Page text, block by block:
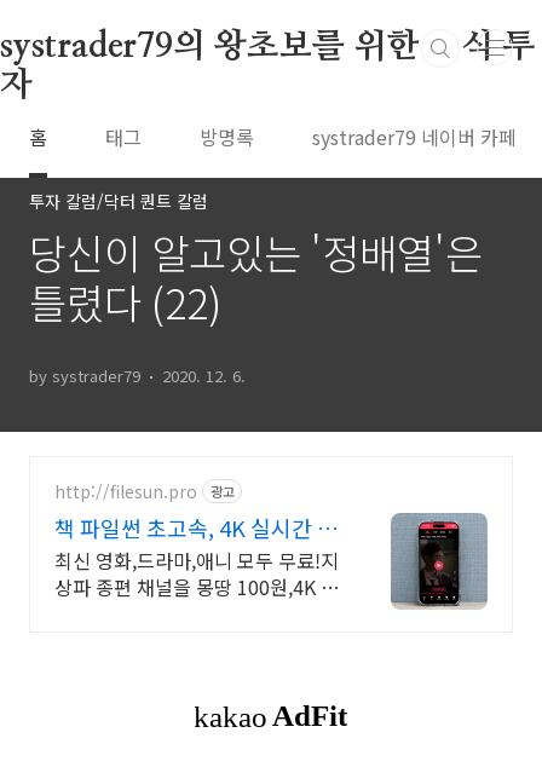
systrader79의 왕초보를 위한 주식 투
자
홈 태그 방명록 systrader79 네이버 카페
투자 칼럼/닥터 퀀트 칼럼
당신이 알고있는 '정배열'은
틀렸다 (22)
by systrader79 2020. 12. 6.
http://filesun.pro 광고
책 파일썬 초고속, 4K 실시간 보
기!
최신 영화,드라마,애니 모두 무료!지
상파 종편 채널을 몽땅 100원,4K 스